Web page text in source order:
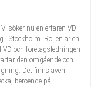
söker nu en erfaren VD-
Stockholm. Rollen är en
och företagsledningen
den omgående och
Det finns även
beroende på...